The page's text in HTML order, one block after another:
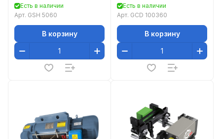
Есть в наличии
Арт. GSH 5060
В корзину
Есть в наличии
Арт. GCD 100360
В корзину